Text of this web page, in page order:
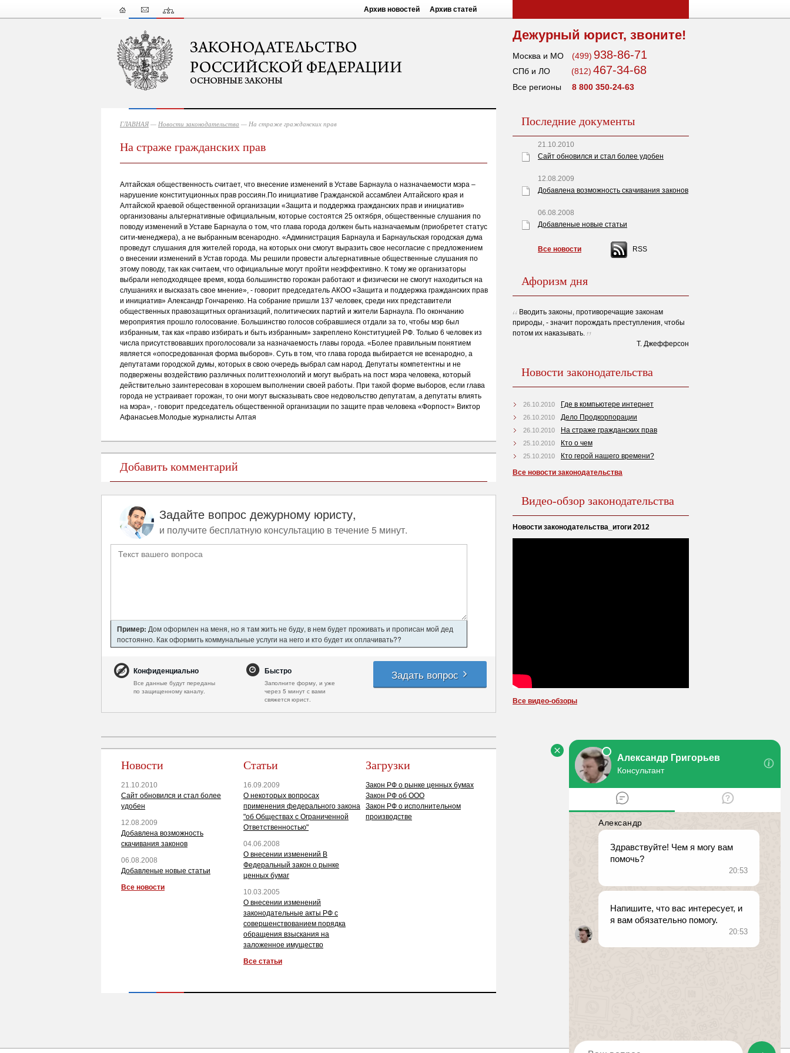
Архив новостей Архив статей
ГЛАВНАЯ— Новости законодательства — На страже гражданских прав
На страже гражданских прав
Алтайская общественность считает, что внесение изменений в Уставе Барнаула о назначаемости мэра –
нарушение конституционных прав россиян.По инициативе Гражданской ассамблеи Алтайского края и
Алтайской краевой общественной организации «Защита и поддержка гражданских прав и инициатив»
организованы альтернативные официальным, которые состоятся 25 октября, общественные слушания по
поводу изменений в Уставе Барнаула о том, что глава города должен быть назначаемым (приобретет статус
сити-менеджера), а не выбранным всенародно. «Администрация Барнаула и Барнаульская городская дума
проведут слушания для жителей города, на которых они смогут выразить свое несогласие с предложением
о внесении изменений в Устав города. Мы решили провести альтернативные общественные слушания по
этому поводу, так как считаем, что официальные могут пройти неэффективно. К тому же организаторы
выбрали неподходящее время, когда большинство горожан работают и физически не смогут находиться на
слушаниях и высказать свое мнение», - говорит председатель АКОО «Защита и поддержка гражданских прав
и инициатив» Александр Гончаренко. На собрание пришли 137 человек, среди них представители
общественных правозащитных организаций, политических партий и жители Барнаула. По окончанию
мероприятия прошло голосование. Большинство голосов собравшиеся отдали за то, чтобы мэр был
избранным, так как «право избирать и быть избранным» закреплено Конституцией РФ. Только 6 человек из
числа присутствовавших проголосовали за назначаемость главы города. «Более правильным понятием
является «опосредованная форма выборов». Суть в том, что глава города выбирается не всенародно, а
депутатами городской думы, которых в свою очередь выбрал сам народ. Депутаты компетентны и не
подвержены воздействию различных политтехнологий и могут выбрать на пост мэра человека, который
действительно заинтересован в хорошем выполнении своей работы. При такой форме выборов, если глава
города не устраивает горожан, то они могут высказывать свое недовольство депутатам, а депутаты влиять
на мэра», - говорит председатель общественной организации по защите прав человека «Форпост» Виктор
Афанасьев.Молодые журналисты Алтая
Добавить комментарий
Задайте вопрос дежурному юристу,
и получите бесплатную консультацию в течение 5 минут.
Пример: Дом оформлен на меня, но я там жить не буду, в нем будет проживать и прописан мой дед
постоянно. Как оформить коммунальные услуги на него и кто будет их оплачивать??
Конфиденциально
Все данные будут переданы
по защищенному каналу.
Быстро
Заполните форму, и уже
через 5 минут с вами
свяжется юрист.
Задать вопрос
Новости
21.10.2010
Сайт обновился и стал более
удобен
12.08.2009
Добавлена возможность
скачивания законов
06.08.2008
Добавленые новые статьи
Все новости
Статьи
16.09.2009
О некоторых вопросах
применения федерального закона
"об Обществах с Ограниченной
Ответственностью"
04.06.2008
О внесении изменений В
Федеральный закон о рынке
ценных бумаг
10.03.2005
О внесении изменений
законодательные акты РФ с
совершенствованием порядка
обращения взыскания на
заложенное имущество
Все статьи
Загрузки
Закон РФ о рынке ценных бумах
Закон РФ об ООО
Закон РФ о исполнительном
производстве
Дежурный юрист, звоните!
Москва и МО (499) 938-86-71
СПб и ЛО (812) 467-34-68
Все регионы 8 800 350-24-63
Последние документы
21.10.2010
Сайт обновился и стал более удобен
12.08.2009
Добавлена возможность скачивания законов
06.08.2008
Добавленые новые статьи
Все новости RSS
Афоризм дня
Вводить законы, противоречащие законам
природы, - значит порождать преступления, чтобы
потом их наказывать.
Т. Джефферсон
Новости законодательства
26.10.2010 Где в компьютере интернет
26.10.2010 Дело Продкорпорации
26.10.2010 На страже гражданских прав
25.10.2010 Кто о чем
25.10.2010
Кто герой нашего времени?
Все новости законодательства
Видео-обзор законодательства
Новости законодательства_итоги 2012
Все видео-обзоры